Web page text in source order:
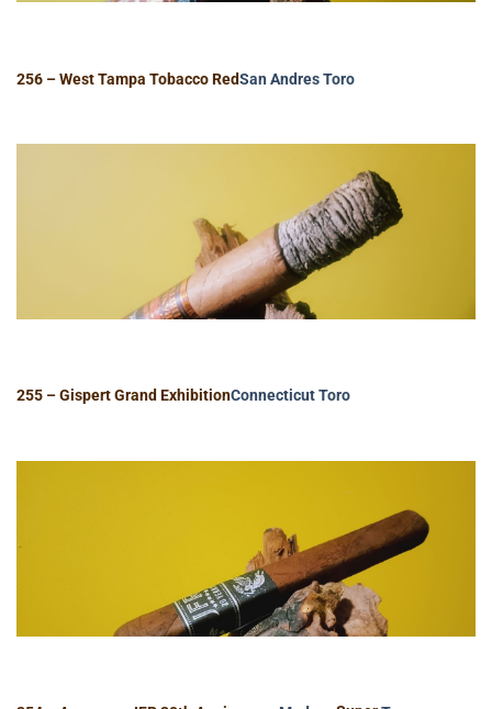
256 – West Tampa Tobacco RedSan AndresToro
255 – Gispert Grand ExhibitionConnecticutToro